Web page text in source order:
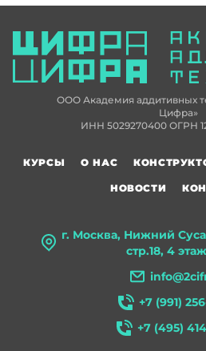
ООО Академия аддитивных
Цифра»
ИНН 5029270400 ОГРН
г. Москва, Нижний
стр.18, 4
+7 (991)
+7 (495)
КУРСЫ О НАС
НОВОСТИ